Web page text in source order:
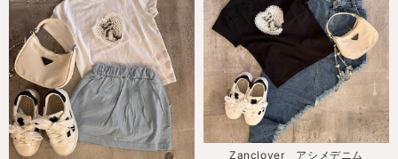
Zanclover アシメデニム